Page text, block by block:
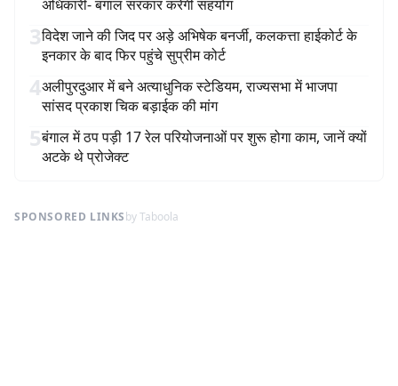
अधिकारी- बंगाल सरकार करेगी सहयोग
3विदेश जाने की जिद पर अड़े अभिषेक बनर्जी, कलकत्ता हाईकोर्ट के
इनकार के बाद फिर पहुंचे सुप्रीम कोर्ट
4अलीपुरदुआर में बने अत्याधुनिक स्टेडियम, राज्यसभा में भाजपा
सांसद प्रकाश चिक बड़ाईक की मांग
5बंगाल में ठप पड़ी 17 रेल परियोजनाओं पर शुरू होगा काम, जानें क्यों
अटके थे प्रोजेक्ट
SPONSORED LINKSby Taboola